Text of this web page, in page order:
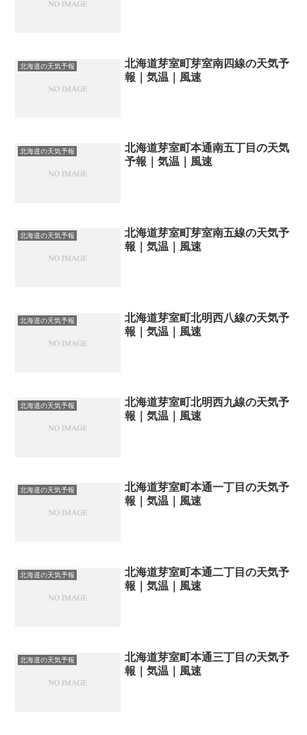
北海道の天気予報
北海道芽室町芽室南四線の天気予
報｜気温｜風速
北海道の天気予報
北海道芽室町本通南五丁目の天気
予報｜気温｜風速
北海道の天気予報
北海道芽室町芽室南五線の天気予
報｜気温｜風速
北海道の天気予報
北海道芽室町北明西八線の天気予
報｜気温｜風速
北海道の天気予報
北海道芽室町北明西九線の天気予
報｜気温｜風速
北海道の天気予報
北海道芽室町本通一丁目の天気予
報｜気温｜風速
北海道の天気予報
北海道芽室町本通二丁目の天気予
報｜気温｜風速
北海道の天気予報
北海道芽室町本通三丁目の天気予
報｜気温｜風速